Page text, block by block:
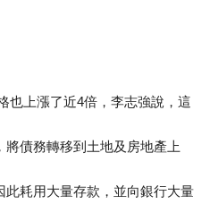
也上漲了近4倍，李志強說，這
將債務轉移到土地及房地產上
耗用大量存款，並向銀行大量